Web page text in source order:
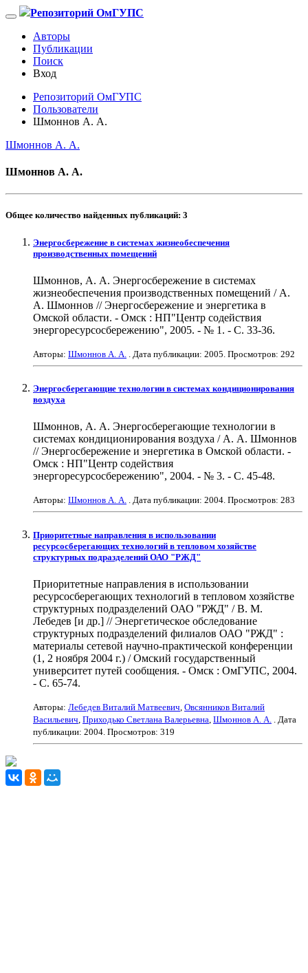
Репозиторий ОмГУПС
Авторы
Публикации
Поиск
Вход
Репозиторий ОмГУПС
Пользователи
Шмоннов А. А.
Шмоннов А. А.
Шмоннов А. А.
Общее количество найденных публикаций: 3
Энергосбережение в системах жизнеобеспечения
производственных помещений
Шмоннов, А. А. Энергосбережение в системах
жизнеобеспечения производственных помещений / А.
А. Шмоннов // Энергосбережение и энергетика в
Омской области. - Омск : НП"Центр содействия
энергоресурсосбережению", 2005. - № 1. - С. 33-36.
Авторы: Шмоннов А. А. . Дата публикации: 2005. Просмотров: 292
Энергосберегающие технологии в системах кондиционирования
воздуха
Шмоннов, А. А. Энергосберегающие технологии в
системах кондиционирования воздуха / А. А. Шмоннов
// Энергосбережение и энергетика в Омской области. -
Омск : НП"Центр содействия
энергоресурсосбережению", 2004. - № 3. - С. 45-48.
Авторы: Шмоннов А. А. . Дата публикации: 2004. Просмотров: 283
Приоритетные направления в использовании
ресурсосберегающих технологий в тепловом хозяйстве
структурных подразделений ОАО "РЖД"
Приоритетные направления в использовании
ресурсосберегающих технологий в тепловом хозяйстве
структурных подразделений ОАО "РЖД" / В. М.
Лебедев [и др.] // Энергетическое обследование
структурных подразделений филиалов ОАО "РЖД" :
материалы сетевой научно-практической конференции
(1, 2 ноября 2004 г.) / Омский государственный
университет путей сообщения. - Омск : ОмГУПС, 2004.
- С. 65-74.
Авторы: Лебедев Виталий Матвеевич Овсянников Виталий
Васильевич Приходько Светлана Валерьевна Шмоннов А. А.
. Дата
публикации: 2004 . Просмотров: 319